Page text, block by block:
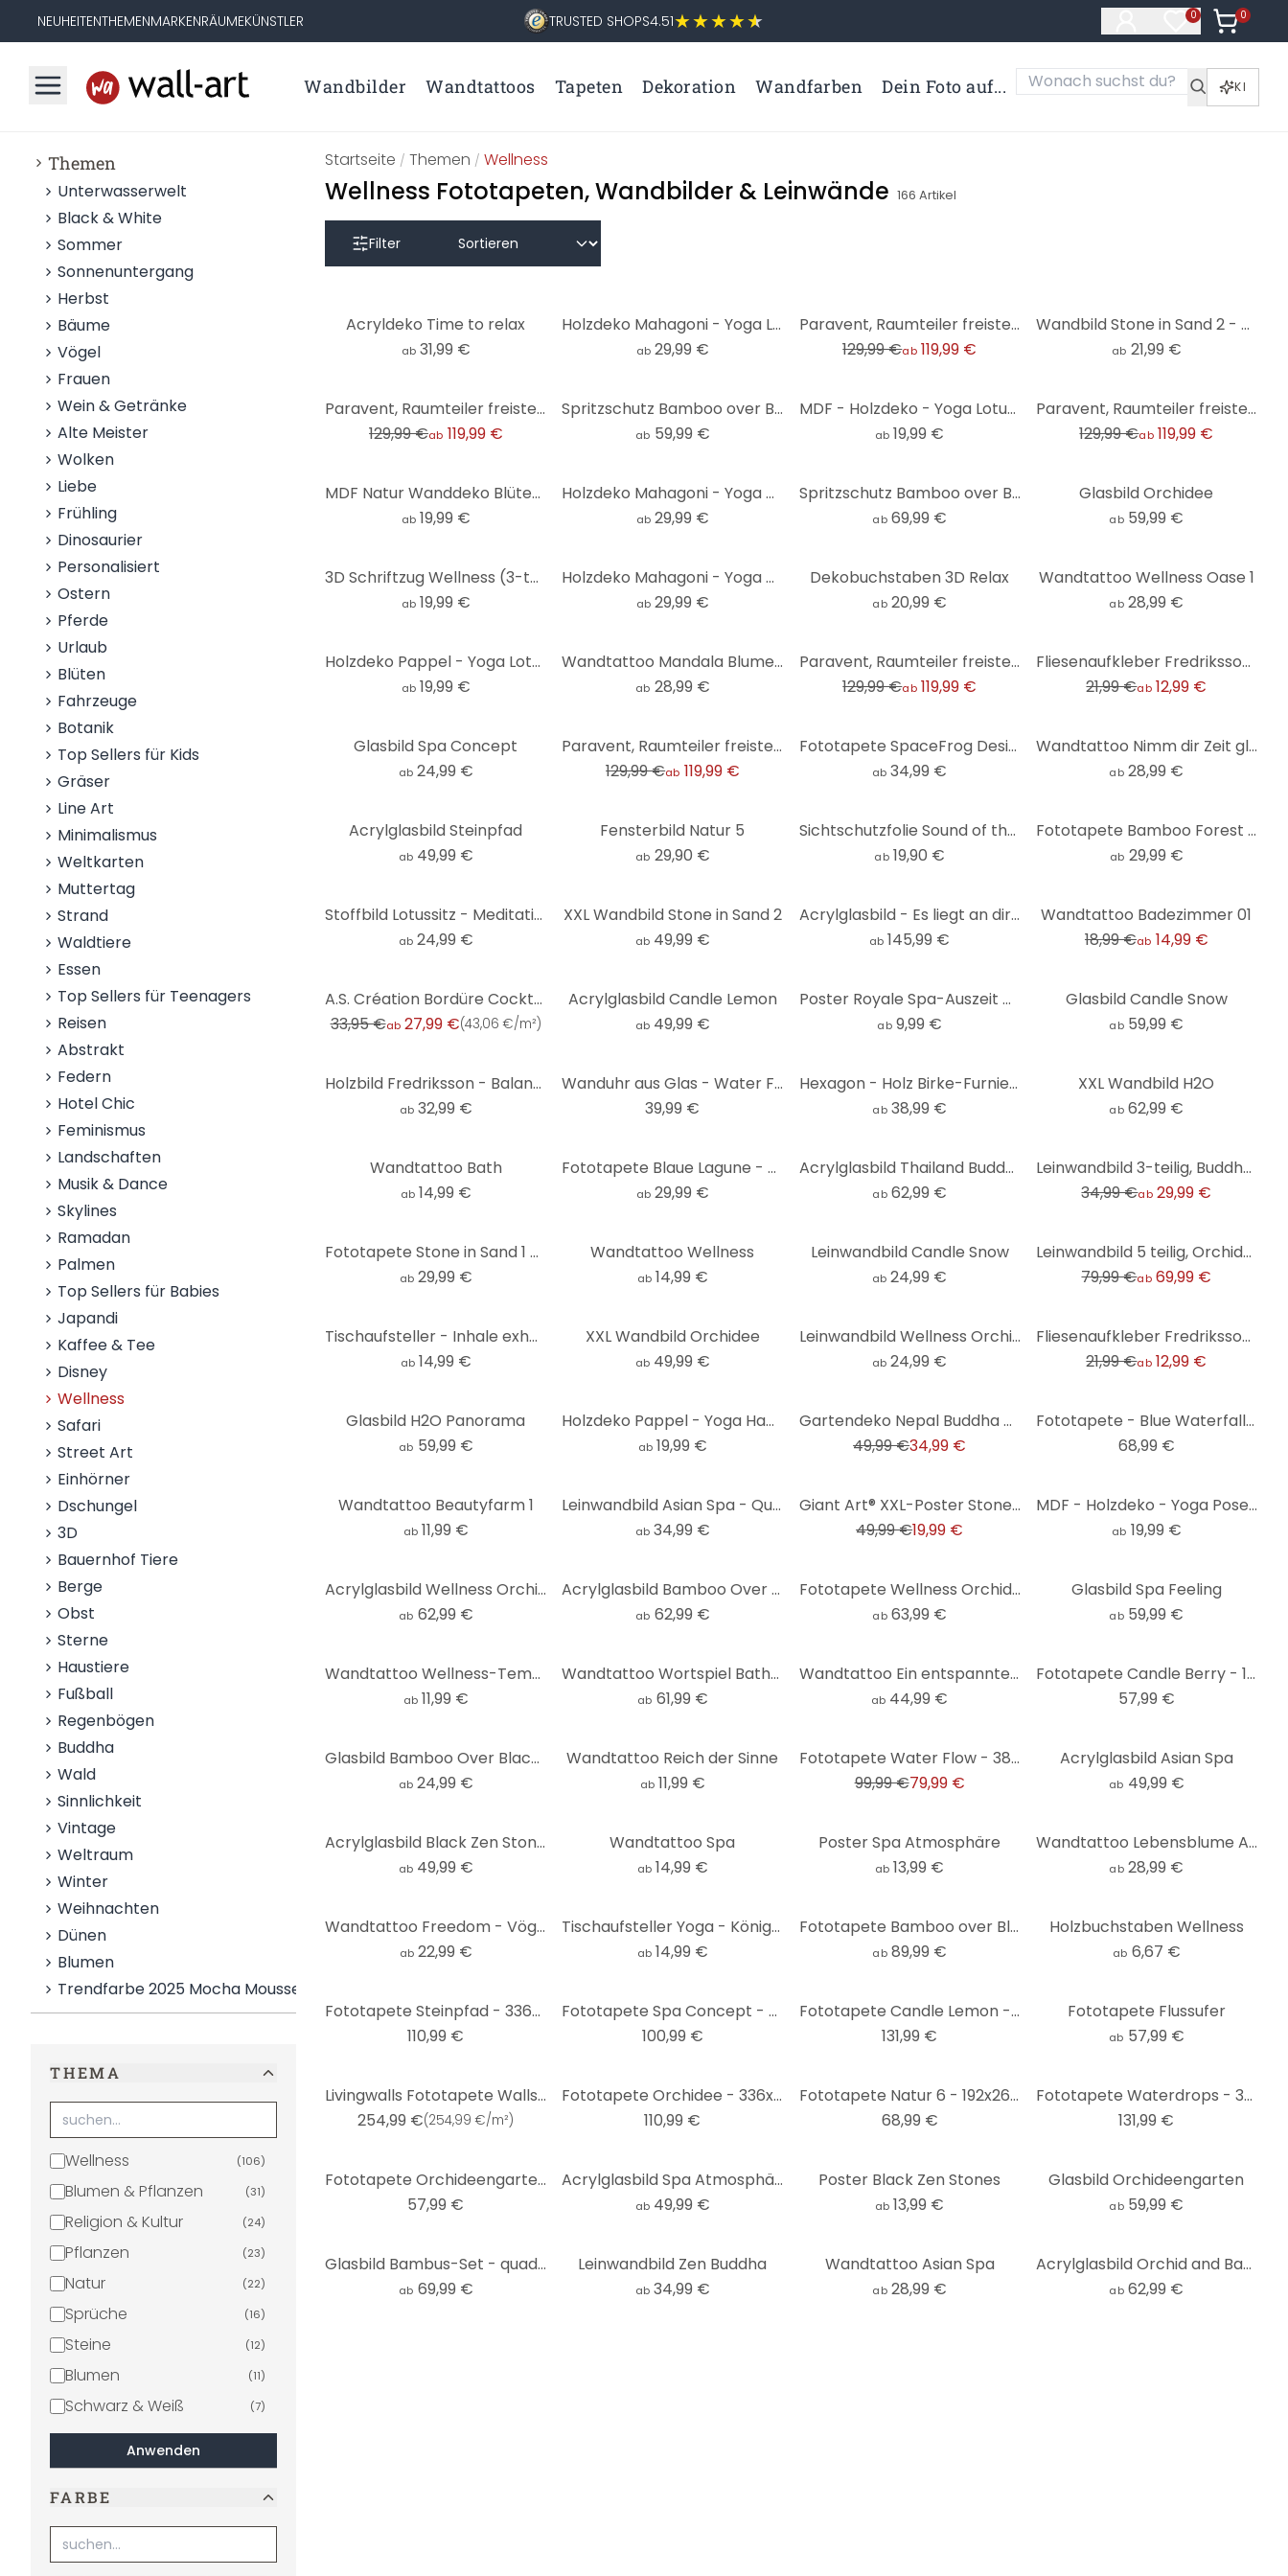
NEUHEITENTHEMENMARKENRÄUMEKÜNSTLER TRUSTED SHOPS4.51 0
Artikel im
0
Artikel
Wandbilder Wandtattoos Tapeten Dekoration Wandfarben Dein Foto auf... KI
Themen
Unterwasserwelt
Black & White
Sommer
Sonnenuntergang
Herbst
Bäume
Vögel
Frauen
Wein & Getränke
Alte Meister
Wolken
Liebe
Frühling
Dinosaurier
Personalisiert
Ostern
Pferde
Urlaub
Blüten
Fahrzeuge
Botanik
Top Sellers für Kids
Gräser
Line Art
Minimalismus
Weltkarten
Muttertag
Strand
Waldtiere
Essen
Top Sellers für Teenagers
Reisen
Abstrakt
Federn
Hotel Chic
Feminismus
Landschaften
Musik & Dance
Skylines
Ramadan
Palmen
Top Sellers für Babies
Japandi
Kaffee & Tee
Disney
Wellness
Safari
Street Art
Einhörner
Dschungel
3D
Bauernhof Tiere
Berge
Obst
Sterne
Haustiere
Fußball
Regenbögen
Buddha
Wald
Sinnlichkeit
Vintage
Weltraum
Winter
Weihnachten
Dünen
Blumen
Trendfarbe 2025 Mocha Mousse
THEMA
Wellness (106)
Blumen & Pflanzen (31)
Religion & Kultur (24)
Pflanzen (23)
Natur (22)
Sprüche (16)
Steine (12)
Blumen (11)
Schwarz & Weiß (7)
Tiere (6)
Kunst (6)
Bestsellers )
Seen & Meere (5)
Mode & Beauty (5)
Anwenden
FARBE
Startseite /Themen /Wellness
Wellness Fototapeten, Wandbilder & Leinwände 166 Artikel
Filter
Acryldeko Time to relax
ab 31,99 €
Holzdeko Mahagoni - Yoga Lotusblume
ab 29,99 €
Paravent, Raumteiler freistehend, Trennwand - Oase der Ruhe
129,99 €ab 119,99 €
Wandbild Stone in Sand 2 - Alu-Dibond Rund
ab 21,99 €
Paravent, Raumteiler freistehend, Trennwand - Zen-Steine
129,99 €ab 119,99 €
Spritzschutz Bamboo over Black
ab 59,99 €
MDF - Holzdeko - Yoga Lotusblume
ab 19,99 €
Paravent, Raumteiler freistehend, Trennwand - Zen-Blumen
129,99 €ab 119,99 €
MDF Natur Wanddeko Blütenpracht - Asiatische Lotusblume
ab 19,99 €
Holzdeko Mahagoni - Yoga Hamsa Hand
ab 29,99 €
Spritzschutz Bamboo over Black - Panorama Horizontal
ab 69,99 €
Glasbild Orchidee
ab 59,99 €
3D Schriftzug Wellness (3-teilig) - MDF Buchstaben Natur
ab 19,99 €
Holzdeko Mahagoni - Yoga Pose sitzend 01
ab 29,99 €
Dekobuchstaben 3D Relax
ab 20,99 €
Wandtattoo Wellness Oase 1
ab 28,99 €
Holzdeko Pappel - Yoga Lotusblume
ab 19,99 €
Wandtattoo Mandala Blume des Lebens
ab 28,99 €
Paravent, Raumteiler freistehend, Trennwand - Grüner Bambus
129,99 €ab 119,99 €
Fliesenaufkleber Fredriksson - Hexagone Buntes Perlmutt - 12er Set
21,99 €ab 12,99 €
Glasbild Spa Concept
ab 24,99 €
Paravent, Raumteiler freistehend, Trennwand - Zen Garten
129,99 €ab 119,99 €
Fototapete SpaceFrog Designs - Goldener Oktopus - Rund - Selbstklebend/Vlies
ab 34,99 €
Wandtattoo Nimm dir Zeit glücklich zu sein
ab 28,99 €
Acrylglasbild Steinpfad
ab 49,99 €
Fensterbild Natur 5
ab 29,90 €
Sichtschutzfolie Sound of the ocean
ab 19,90 €
Fototapete Bamboo Forest - Rund - Selbstklebend/Vlies
ab 29,99 €
Stoffbild Lotussitz - Meditation im goldenen Licht - Manovski
ab 24,99 €
XXL Wandbild Stone in Sand 2
ab 49,99 €
Acrylglasbild - Es liegt an dir, die Schönheit des Alltäglichen zu entdecken (2-teilig)
ab 145,99 €
Wandtattoo Badezimmer 01
18,99 €ab 14,99 €
A.S. Création Bordüre Cocktail 2 Braun, Grau, Metallic
33,95 €ab 27,99 €(43,06 €/m²)
Acrylglasbild Candle Lemon
ab 49,99 €
Poster Royale Spa-Auszeit mit Leopard - Rahner
ab 9,99 €
Glasbild Candle Snow
ab 59,99 €
Holzbild Fredriksson - Balance
ab 32,99 €
Wanduhr aus Glas - Water Flow Ø30 cm
39,99 €
Hexagon - Holz Birke-Furnier - Inhale Exhale Breathe (3er Set)
ab 38,99 €
XXL Wandbild H2O
ab 62,99 €
Wandtattoo Bath
ab 14,99 €
Fototapete Blaue Lagune - Rund - Selbstklebend/Vlies
ab 29,99 €
Acrylglasbild Thailand Buddha - Panorama 01
ab 62,99 €
Leinwandbild 3-teilig, Buddha-Blume
34,99 €ab 29,99 €
Fototapete Stone in Sand 1 - Rund - Selbstklebend/Vlies
ab 29,99 €
Wandtattoo Wellness
ab 14,99 €
Leinwandbild Candle Snow
ab 24,99 €
Leinwandbild 5 teilig, Orchideen-Bambus-Steine
79,99 €ab 69,99 €
Tischaufsteller - Inhale exhale
ab 14,99 €
XXL Wandbild Orchidee
ab 49,99 €
Leinwandbild Wellness Orchidee
ab 24,99 €
Fliesenaufkleber Fredriksson - Art Deco Schwarz Gold - 12er Set
21,99 €ab 12,99 €
Glasbild H2O Panorama
ab 59,99 €
Holzdeko Pappel - Yoga Hamsa Hand
ab 19,99 €
Gartendeko Nepal Buddha Kunststein Beton Grau - 29x21x45 cm
49,99 €34,99 €
Fototapete - Blue Waterfall - 192x260 cm
68,99 €
Wandtattoo Beautyfarm 1
ab 11,99 €
Leinwandbild Asian Spa - Quadratisch
ab 34,99 €
Giant Art® XXL-Poster Stone Orchid - 115x175 cm
49,99 €19,99 €
MDF - Holzdeko - Yoga Pose sitzend 01
ab 19,99 €
Acrylglasbild Wellness Orchidee
ab 62,99 €
Acrylglasbild Bamboo Over Black - Panorama
ab 62,99 €
Fototapete Wellness Orchidee
ab 63,99 €
Glasbild Spa Feeling
ab 59,99 €
Wandtattoo Wellness-Tempel
ab 11,99 €
Wandtattoo Wortspiel Bathroom
ab 61,99 €
Wandtattoo Ein entspanntes Bad
ab 44,99 €
Fototapete Candle Berry - 144x260 cm
57,99 €
Glasbild Bamboo Over Black - quadratisch
ab 24,99 €
Wandtattoo Reich der Sinne
ab 11,99 €
Fototapete Water Flow - 384x260 cm
99,99 €79,99 €
Acrylglasbild Asian Spa
ab 49,99 €
Acrylglasbild Black Zen Stones
ab 49,99 €
Wandtattoo Spa
ab 14,99 €
Poster Spa Atmosphäre
ab 13,99 €
Wandtattoo Lebensblume Aquarell orange-rosa - Rund
ab 28,99 €
Wandtattoo Freedom - Vögel Feder
ab 22,99 €
Tischaufsteller Yoga - Königskobra Line Art
ab 14,99 €
Fototapete Bamboo over Black
ab 89,99 €
Holzbuchstaben Wellness
ab 6,67 €
Fototapete Steinpfad - 336x260 cm
110,99 €
Fototapete Spa Concept - 288x260 cm
100,99 €
Fototapete Candle Lemon - 384x260 cm
131,99 €
Fototapete Flussufer
ab 57,99 €
Livingwalls Fototapete Walls by Patel 3 In The Bamboo 3 grün, braun
254,99 €(254,99 €/m²)
Fototapete Orchidee - 336x260 cm
110,99 €
Fototapete Natur 6 - 192x260 cm
68,99 €
Fototapete Waterdrops - 384x260 cm
131,99 €
Fototapete Orchideengarten - 144x260 cm
57,99 €
Acrylglasbild Spa Atmosphäre
ab 49,99 €
Poster Black Zen Stones
ab 13,99 €
Glasbild Orchideengarten
ab 59,99 €
Glasbild Bambus-Set - quadratisch (3-teilig)
ab 69,99 €
Leinwandbild Zen Buddha
ab 34,99 €
Wandtattoo Asian Spa
ab 28,99 €
Acrylglasbild Orchid and Bamboo - Panorama (horizontal)
ab 62,99 €